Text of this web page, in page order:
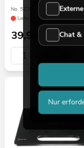
No. 51708382
Liefertermin nicht bekannt
39,90 Chat
Nur